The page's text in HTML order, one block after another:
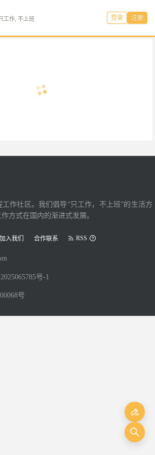
工作, 不上班 登录 注册
作社区。我们倡导“只工作，不上班”的生活方
方式在国内的渐进式发展。
加入我们 合作联系 RSS
号-1
号